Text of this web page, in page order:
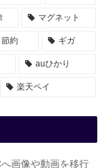
マグネット
節約 ギガ
auひかり
楽天ペイ
画像や動画を移行